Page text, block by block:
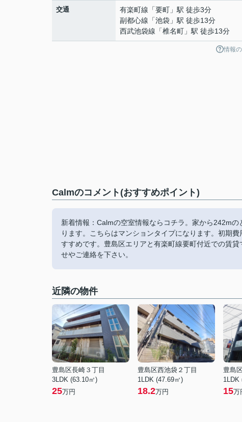
交通 有楽町線 「要町 」駅 徒歩3分
副都心線 「池袋 」駅 徒歩13分
西武池袋線 「椎名町 」駅 徒歩13分
情報
Calmのコメント(おすすめポイント)
新着情報：Calmの空室情報ならコチラ。家から242m
ります。こちらはマンションタイプになります。初期
すすめです。豊島区エリアと有楽町線要町付近での賃
せやご連絡を下さい。
近隣の物件
豊島区長崎３丁目
3LDK (63.10㎡)
25万円
豊島区西池袋２丁目
1LDK (47.69㎡)
18.2万円
豊島
1LDK
15万